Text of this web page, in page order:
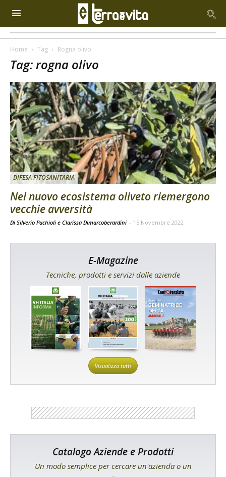
Home Tag Rogna olivo
Tag: rogna olivo
DIFESA FITOSANITARIA
Nel nuovo ecosistema oliveto riemergono
vecchie avversità
Di Silverio Pachioli e Clarissa Dimarcoberardini - 15 Novembre 2022
E-Magazine
Tecniche, prodotti e servizi dalle aziende
Visualizza tutti
Catalogo Aziende e Prodotti
Un modo semplice per cercare un'azienda o un